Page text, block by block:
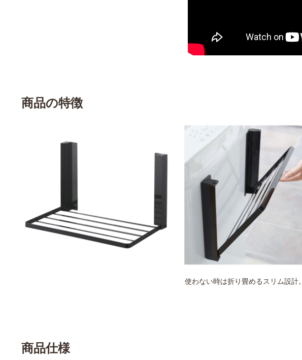
商品の特徴
使わない時は折り畳めるスリム設計。
商品仕様